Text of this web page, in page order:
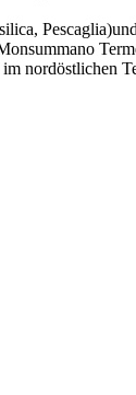
nordöstlichen